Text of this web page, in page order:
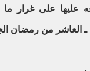
عليها على غرار
ـ العاشر من رمضان